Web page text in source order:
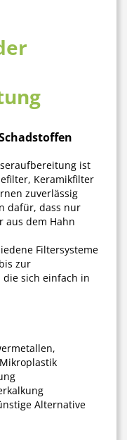
ist
Keramikfilter
zuverlässig
dafür, dass nur
aus dem Hahn
Filtersysteme
bis zur
die sich einfach in
Alternative